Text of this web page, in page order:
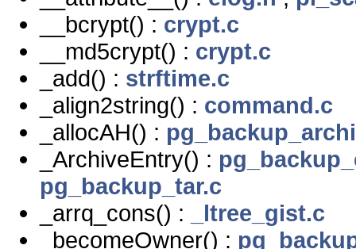
__bcrypt() : crypt.c
__md5crypt() : crypt.c
_add() : strftime.c
_align2string() : command.c
_allocAH() :
_ArchiveEntry() :
pg_backup_tar.c
_arrq_cons() :
_ltree_gist.c
_becomeOwner() :